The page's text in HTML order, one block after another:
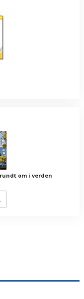
om i verden